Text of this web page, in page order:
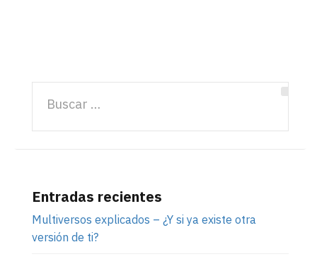
Entradas recientes
Multiversos explicados – ¿Y si ya existe otra
versión de ti?